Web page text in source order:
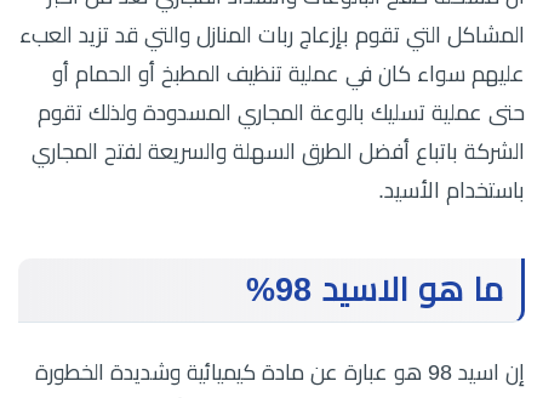
المشاكل التي تقوم بإزعاج ربات المنازل والتي قد تزيد العبء
عليهم سواء كان في عملية تنظيف المطبخ أو الحمام أو
حتى عملية تسليك بالوعة المجاري المسدودة ولذلك تقوم
الشركة باتباع أفضل الطرق السهلة والسريعة لفتح المجاري
باستخدام الأسيد.
ما هو الاسيد 98%
إن اسيد 98 هو عبارة عن مادة كيميائية وشديدة الخطورة